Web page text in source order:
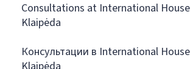
Consultations at International
Klaipėda
Консультации в International